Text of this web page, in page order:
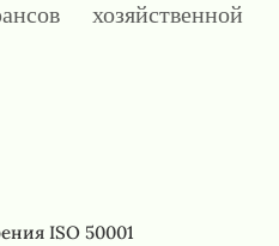
хозяйственной
ISO 50001